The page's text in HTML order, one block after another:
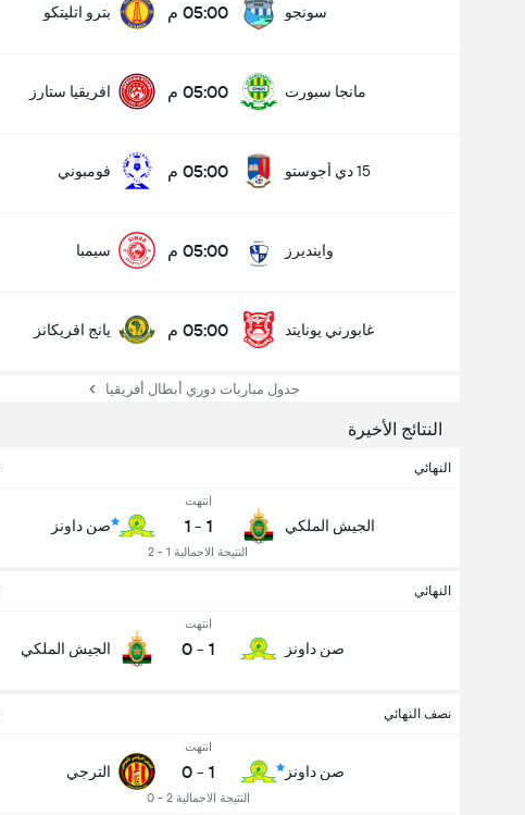
سونجو 05:00 م بترو اتليتكو
مانجا سبورت 05:00 م افريقيا ستارز
15 دي أجوستو 05:00 م فومبوني
واينديرز 05:00 م سيمبا
غابورني يونايتد 05:00 م يانج افريكانز
جدول مباريات دوري أبطال أفريقيا
النتائج الأخيرة
النهائي
الجيش الملكي
انتهت
1
-
1
النتيجة الاجمالية 1 - 2
صن داونز
النهائي
صن داونز
انتهت
1
-
0 الجيش الملكي
نصف النهائي
صن داونز
انتهت
1
-
0
النتيجة الاجمالية 2 - 0
الترجي عدد الاهداف (2.5)